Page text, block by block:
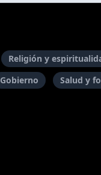
Religión y
Gobierno Salud y